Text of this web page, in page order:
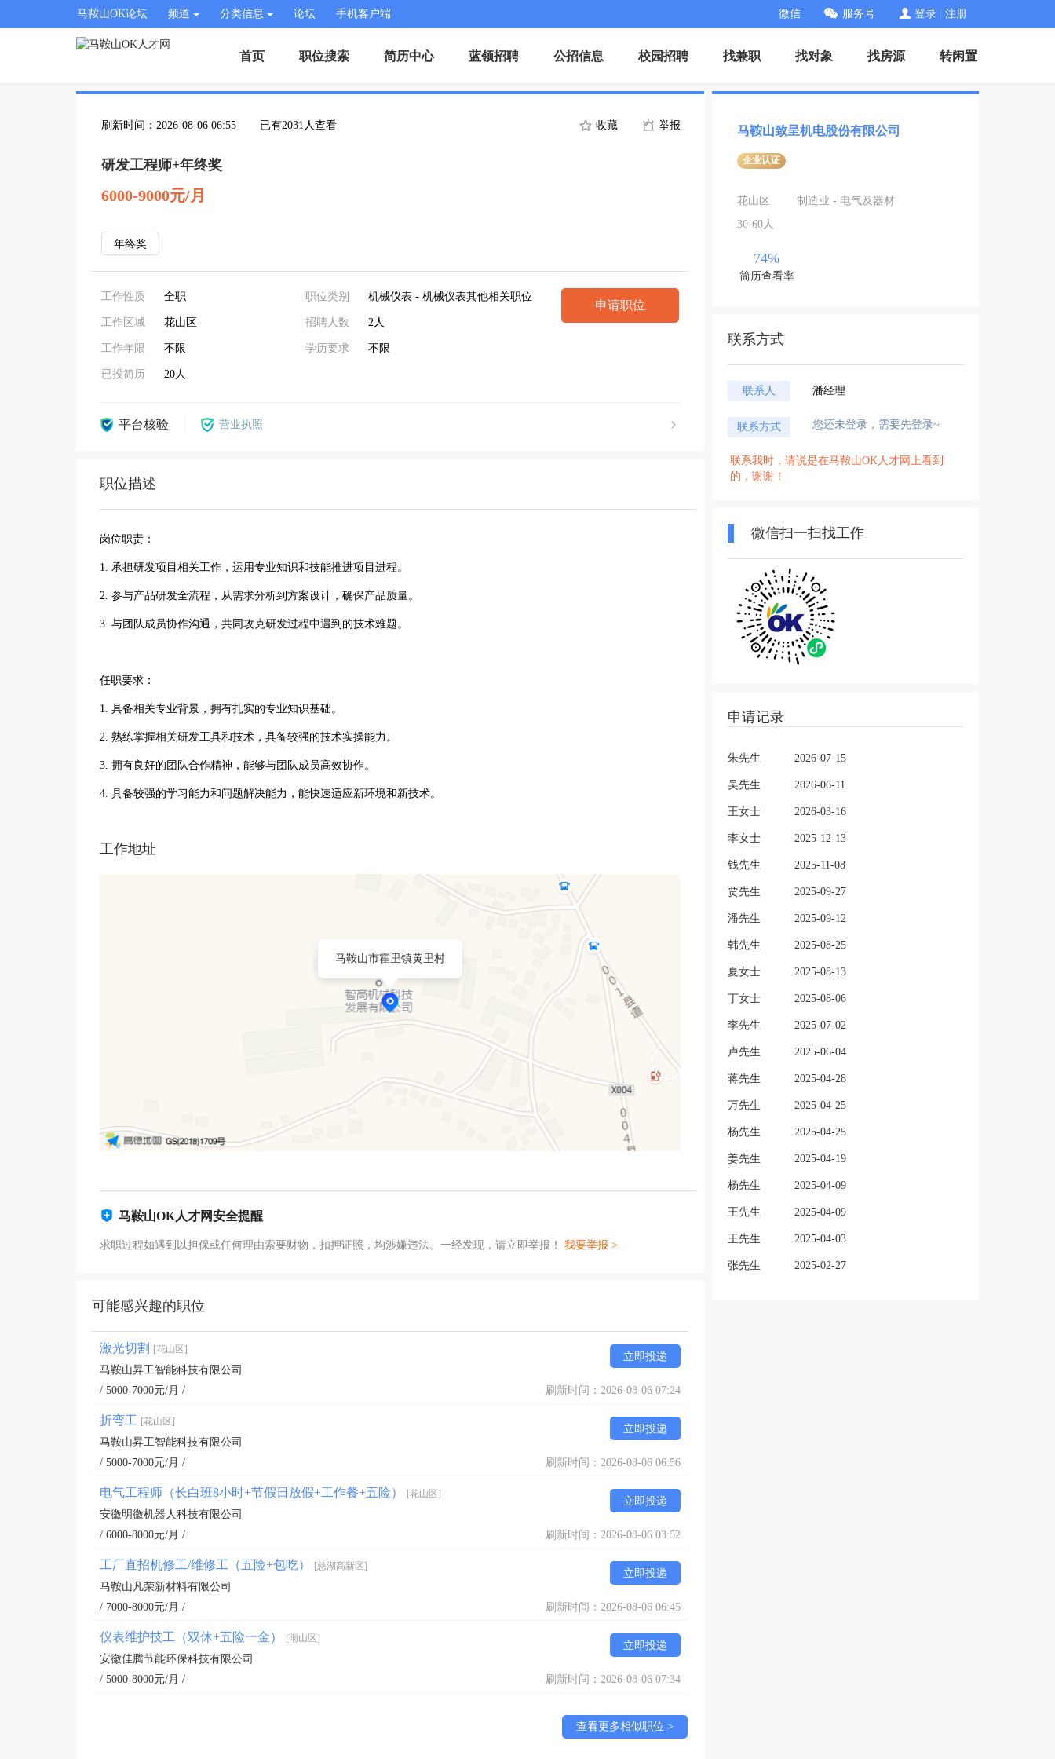
马鞍山OK论坛 频道 分类信息 论坛 手机客户端 微信 服务号 登录 注册
首页 职位搜索 简历中心 蓝领招聘 公招信息 校园招聘 找兼职 找对象 找房源 转闲置
刷新时间：2026-08-06 06:55 已有2031人查看 收藏 举报
研发工程师+年终奖
6000-9000元/月
年终奖
工作性质 全职
工作区域 花山区
工作年限 不限
已投简历 20人
职位类别 机械仪表 - 机械仪表其他相关职位
招聘人数 2人
学历要求 不限
申请职位
平台核验 营业执照
职位描述
岗位职责：
1. 承担研发项目相关工作，运用专业知识和技能推进项目进程。
2. 参与产品研发全流程，从需求分析到方案设计，确保产品质量。
3. 与团队成员协作沟通，共同攻克研发过程中遇到的技术难题。
任职要求：
1. 具备相关专业背景，拥有扎实的专业知识基础。
2. 熟练掌握相关研发工具和技术，具备较强的技术实操能力。
3. 拥有良好的团队合作精神，能够与团队成员高效协作。
4. 具备较强的学习能力和问题解决能力，能快速适应新环境和新技术。
工作地址
马鞍山市霍里镇黄里村
马鞍山OK人才网安全提醒
求职过程如遇到以担保或任何理由索要财物，扣押证照，均涉嫌违法。一经发现，请立即举报！ 我要举报 >
可能感兴趣的职位
激光切割 [花山区]
立即投递
马鞍山昇工智能科技有限公司
/ 5000-7000元/月 /
刷新时间：2026-08-06 07:24
折弯工 [花山区]
立即投递
马鞍山昇工智能科技有限公司
/ 5000-7000元/月 /
刷新时间：2026-08-06 06:56
电气工程师（长白班8小时+节假日放假+工作餐+五险） [花山区]
立即投递
安徽明徽机器人科技有限公司
/ 6000-8000元/月 /
刷新时间：2026-08-06 03:52
工厂直招机修工/维修工（五险+包吃） [慈湖高新区]
立即投递
马鞍山凡荣新材料有限公司
/ 7000-8000元/月 /
刷新时间：2026-08-06 06:45
仪表维护技工（双休+五险一金） [雨山区]
立即投递
安徽佳腾节能环保科技有限公司
/ 5000-8000元/月 /
刷新时间：2026-08-06 07:34
查看更多相似职位 >
马鞍山致呈机电股份有限公司
企业认证
花山区
制造业 - 电气及器材
30-60人
74%
简历查看率
联系方式
联系人 潘经理
联系方式 您还未登录，需要先登录~
联系我时，请说是在马鞍山OK人才网上看到
的，谢谢！
微信扫一扫找工作
申请记录
朱先生 2026-07-15
吴先生 2026-06-11
王女士 2026-03-16
李女士 2025-12-13
钱先生 2025-11-08
贾先生 2025-09-27
潘先生 2025-09-12
韩先生 2025-08-25
夏女士 2025-08-13
丁女士 2025-08-06
李先生 2025-07-02
卢先生 2025-06-04
蒋先生 2025-04-28
万先生 2025-04-25
杨先生 2025-04-25
姜先生 2025-04-19
杨先生 2025-04-09
王先生 2025-04-09
王先生 2025-04-03
张先生 2025-02-27